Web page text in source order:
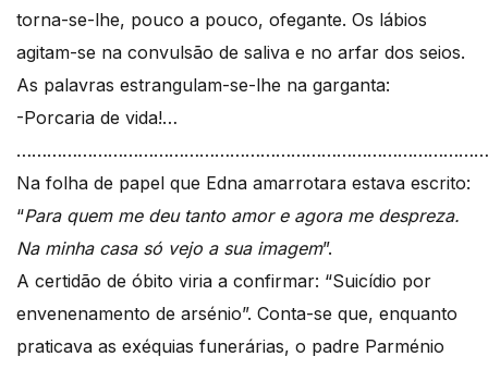
torna-se-lhe, pouco a pouco, ofegante. Os lábios
agitam-se na convulsão de saliva e no arfar dos seios.
As palavras estrangulam-se-lhe na garganta:
-Porcaria de vida!…
Na folha de papel que Edna amarrotara estava escrito:
“Para quem me deu tanto amor e agora me despreza.
Na minha casa só vejo a sua imagem”.
A certidão de óbito viria a confirmar: “Suicídio por
envenenamento de arsénio”. Conta-se que, enquanto
praticava as exéquias funerárias, o padre Parménio